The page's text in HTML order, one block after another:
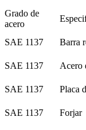
Grado de
acero
SAE 1137 Barra
SAE 1137 Acero
SAE 1137 Placa
SAE 1137 Forjar